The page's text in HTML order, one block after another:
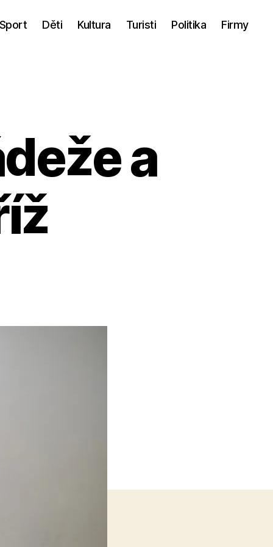
Sport Děti Kultura Turisti Politika Firmy
a